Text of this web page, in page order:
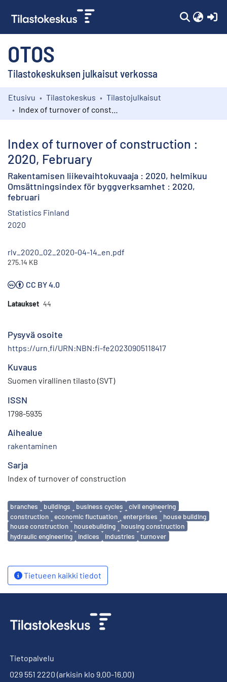
OTOS
Tilastokeskuksen julkaisut verkossa
Kokoelmat
Etusivu Tilastokeskus
Tilastojulkaisut
Index of turnover of construction :
2020, February
Rakentamisen liikevaihtokuvaaja : 2020, helmikuu
Omsättningsindex för byggverksamhet : 2020,
februari
Statistics Finland
2020
rlv_2020_02_2020-04-14_en.pdf
275.14 KB
CC BY 4.0
Lataukset 44
Pysyvä osoite
https://urn.fi/URN:NBN:fi-fe20230905118417
Kuvaus
Suomen virallinen tilasto (SVT)
ISSN
1798-5935
Aihealue
rakentaminen
Sarja
Index of turnover of construction
Avainsanat
branches buildings business cycles
civil engineering
construction
economic fluctuation enterprises
house building
house construction
housebuilding
housing construction
hydraulic engineering
indices industries turnover
Tietueen kaikki tiedot
Tietopalvelu
029 551 2220 (arkisin klo 9.00-16.00)